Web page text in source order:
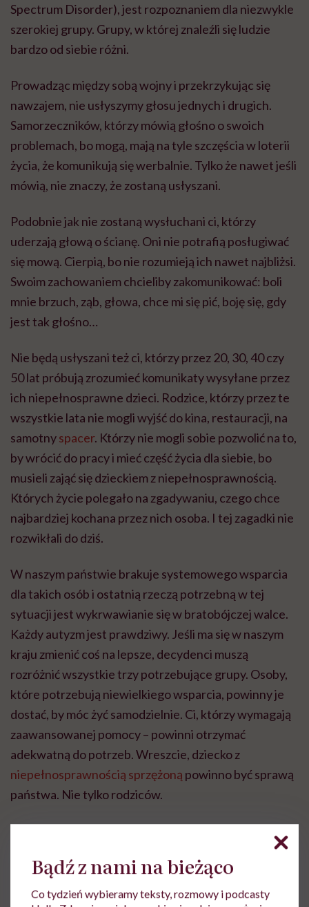
Spectrum Disorder), jest rozpoznaniem dla niezwykle
szerokiej grupy. Grupy, w której znaleźli się ludzie
bardzo od siebie różni.
Prowadząc między sobą wojny i przekrzykując się
nawzajem, nie usłyszymy głosu jednych i drugich.
Samorzeczników, którzy mówią głośno o swoich
problemach, bo mogą, mają na tyle szczęścia w loterii
życia, że komunikują się werbalnie. Tylko że nawet jeśli
mówią, nie znaczy, że zostaną usłyszani.
Podobnie jak nie zostaną wysłuchani ci, którzy
uderzają głową o ścianę. Oni nie potrafią posługiwać
się mową. Cierpią, bo nie rozumieją ich nawet najbliżsi.
Swoim zachowaniem chcieliby zakomunikować: boli
mnie brzuch, ząb, głowa, chce mi się pić, boję się, gdy
jest tak głośno…
Nie będą usłyszani też ci, którzy przez 20, 30, 40 czy
50 lat próbują zrozumieć komunikaty wysyłane przez
ich niepełnosprawne dzieci. Rodzice, którzy przez te
wszystkie lata nie mogli wyjść do kina, restauracji, na
samotnyspacer. Którzy nie mogli sobie pozwolić na to,
by wrócić do pracy i mieć część życia dla siebie, bo
musieli zająć się dzieckiem z niepełnosprawnością.
Których życie polegało na zgadywaniu, czego chce
najbardziej kochana przez nich osoba. I tej zagadki nie
rozwikłali do dziś.
W naszym państwie brakuje systemowego wsparcia
dla takich osób i ostatnią rzeczą potrzebną w tej
sytuacji jest wykrwawianie się w bratobójczej walce.
Każdy autyzm jest prawdziwy. Jeśli ma się w naszym
kraju zmienić coś na lepsze, decydenci muszą
rozróżnić wszystkie trzy potrzebujące grupy. Osoby,
które potrzebują niewielkiego wsparcia, powinny je
dostać, by móc żyć samodzielnie. Ci, którzy wymagają
zaawansowanej pomocy – powinni otrzymać
adekwatną do potrzeb. Wreszcie, dziecko z
niepełnosprawnością sprzężoną powinno być sprawą
państwa. Nie tylko rodziców.
Monika Szubrycht
Bądź z nami na bieżąco
Co tydzień wybieramy teksty, rozmowy i podcasty